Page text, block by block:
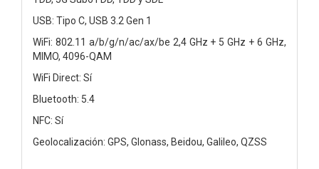
USB: Tipo C, USB 3.2 Gen 1
WiFi: 802.11 a/b/g/n/ac/ax/be 2,4 GHz + 5 GHz + 6 GHz,
MIMO, 4096-QAM
WiFi Direct: Sí
Bluetooth: 5.4
NFC: Sí
Geolocalización: GPS, Glonass, Beidou, Galileo, QZSS